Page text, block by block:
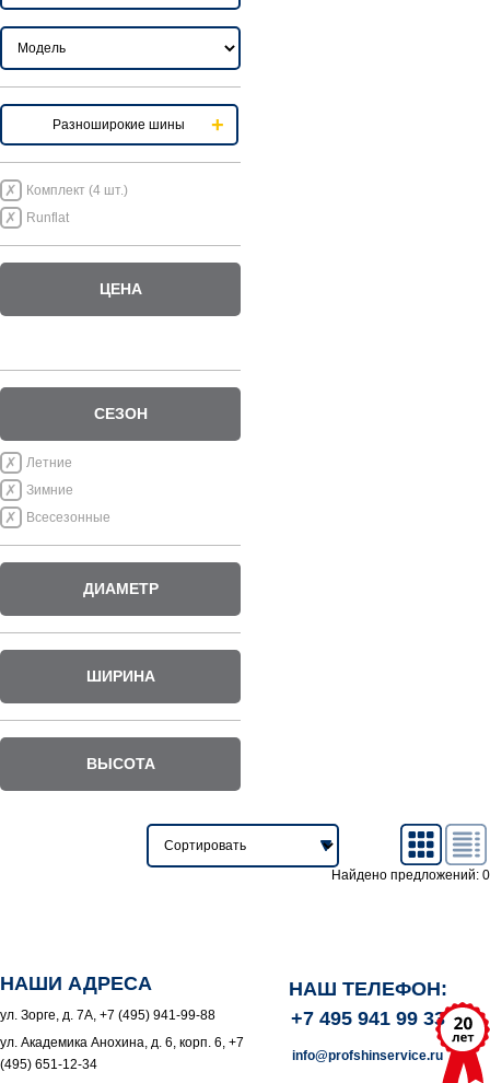
Разноширокие шины
Комплект (4 шт.)
Runflat
ЦЕНА
СЕЗОН
Летние
Зимние
Всесезонные
ДИАМЕТР
ШИРИНА
ВЫСОТА
Найдено предложений: 0
НАШИ АДРЕСА
ул. Зорге, д. 7А, +7 (495) 941-99-88
ул. Академика Анохина, д. 6, корп. 6, +7
(495) 651-12-34
НАШ ТЕЛЕФОН:
+7 495 941 99 33
info@profshinservice.ru